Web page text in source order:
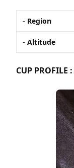
- Region
- Altitude
CUP PROFILE :